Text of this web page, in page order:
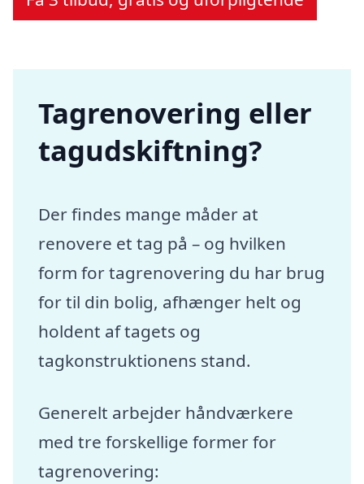
Tagrenovering eller
tagudskiftning?
Der findes mange måder at
renovere et tag på – og hvilken
form for tagrenovering du har brug
for til din bolig, afhænger helt og
holdent af tagets og
tagkonstruktionens stand.
Generelt arbejder håndværkere
med tre forskellige former for
tagrenovering: